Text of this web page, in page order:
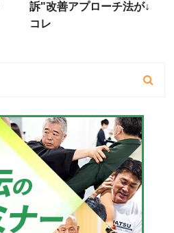
訴"改善アプローチ法が↓
コレ